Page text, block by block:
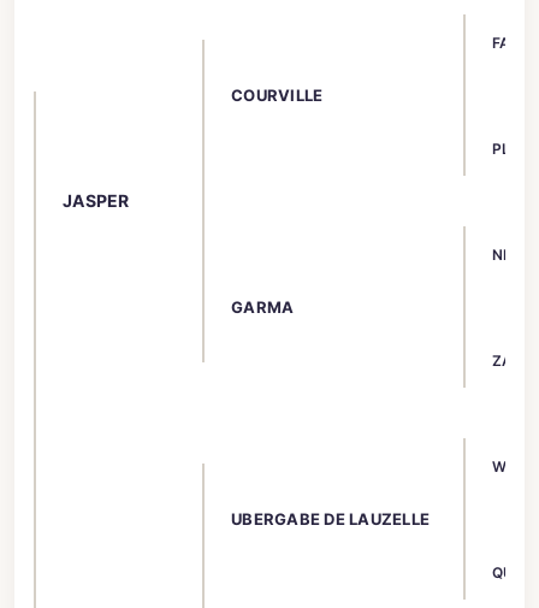
JASPER
COURVILLE
GARMA
UBERGABE DE LAUZELLE
FAIR